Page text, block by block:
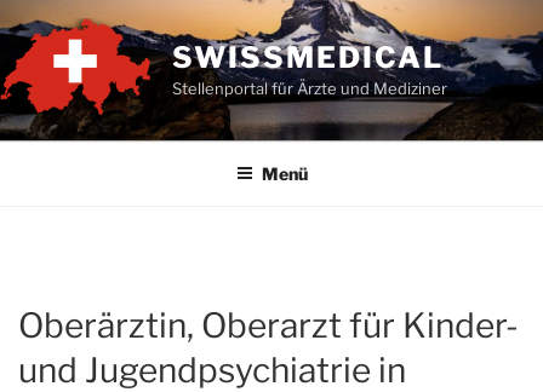
Inhalt
springen
SWISSMEDICAL
Stellenportal für Ärzte und Mediziner
Menü
Oberärztin, Oberarzt für Kinder-
und Jugendpsychiatrie in